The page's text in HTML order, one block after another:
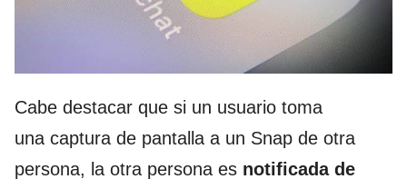
Cabe destacar que si un usuario toma
una captura de pantalla a un Snap de otra
persona, la otra persona es notificada de